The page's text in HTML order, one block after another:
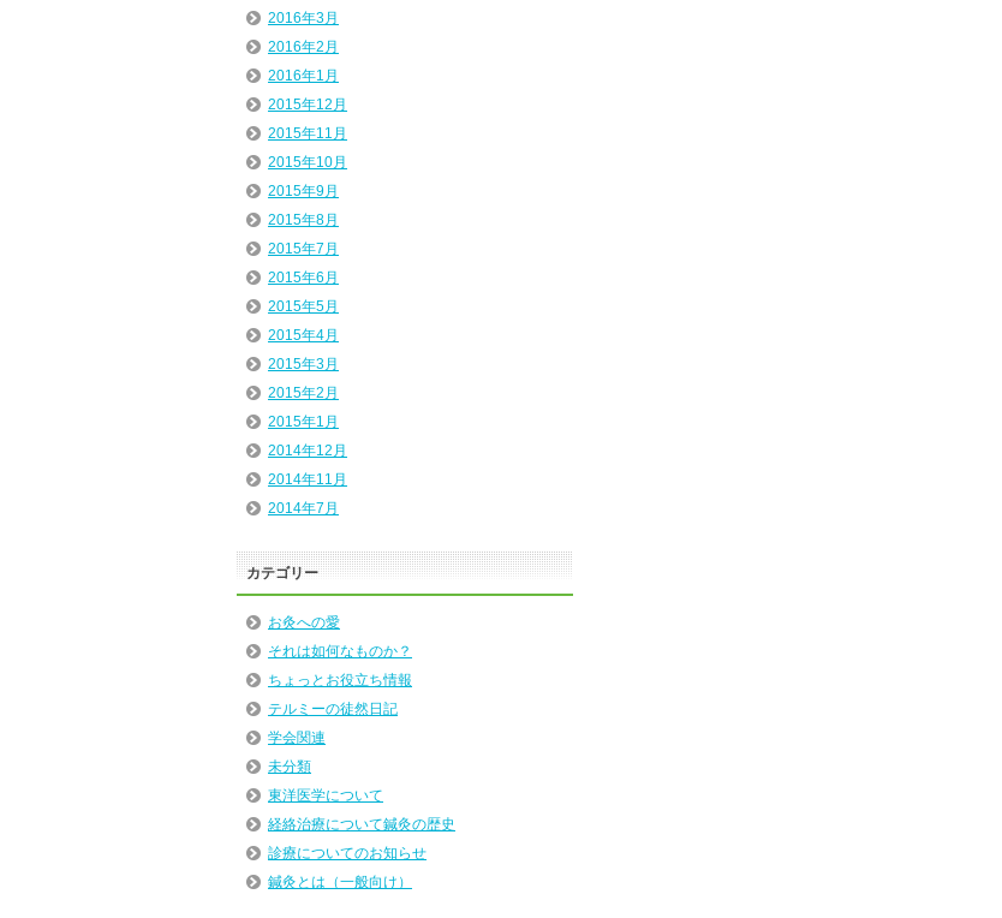
2016年3月
2016年2月
2016年1月
2015年12月
2015年11月
2015年10月
2015年9月
2015年8月
2015年7月
2015年6月
2015年5月
2015年4月
2015年3月
2015年2月
2015年1月
2014年12月
2014年11月
2014年7月
カテゴリー
お灸への愛
それは如何なものか？
ちょっとお役立ち情報
テルミーの徒然日記
学会関連
未分類
東洋医学について
経絡治療について鍼灸の歴史
診療についてのお知らせ
鍼灸とは（一般向け）